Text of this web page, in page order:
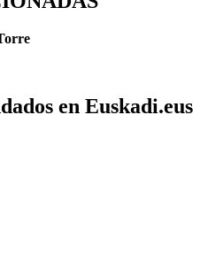
en Euskadi.eus